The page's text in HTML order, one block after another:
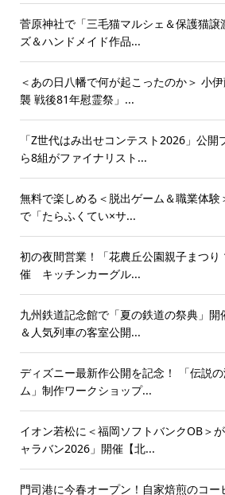
菅原神社で「三毛猫マルシェ＆保護猫
ズ＆ハンドメイド作品...
＜あの日八幡で何が起こったのか＞ 小
襲 戦後81年慰霊祭」...
「Z世代はみ出せコンテスト2026」公
ら8組がファイナリスト...
無料で楽しめる＜脱出ゲーム＆職業体
で「たらふくてい×サ...
初の夜間営業！「花農丘公園親子まつり
催 キッチンカーグル...
九州鉄道記念館で「夏の鉄道の祭典」
＆人気列車の客室公開...
ディズニー最新作公開を記念！ 「伝説
ム」制作ワークショップ...
イオン若松に＜福岡ソフトバンクOB＞
ャラバン2026」開催【北...
門司港に今春オープン！自家焙煎のコー